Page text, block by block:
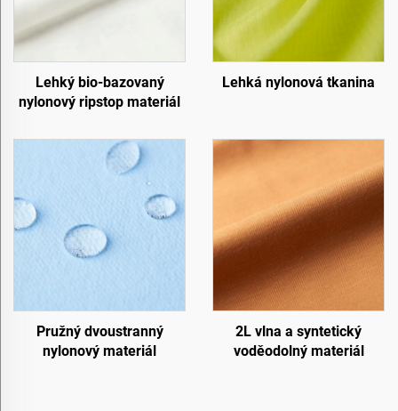
Lehký bio-bazovaný
nylonový ripstop materiál
Lehká nylonová tkanina
Pružný dvoustranný
nylonový materiál
2L vlna a syntetický
voděodolný materiál